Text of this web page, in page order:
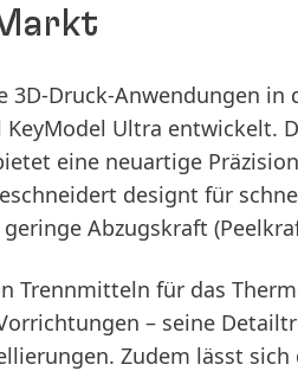
Druck-Anwendungen in
KeyModel Ultra entwickelt.
eine neuartige
designt für
Abzugskraft
Trennmitteln für das
– seine
Zudem lässt sich